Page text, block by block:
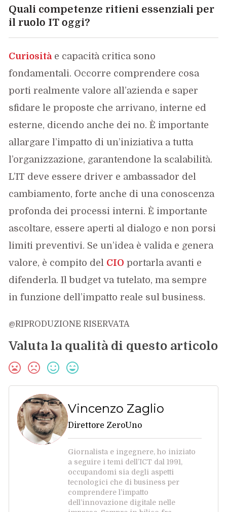
Quali competenze ritieni essenziali per
il ruolo IT oggi?
Curiositàe capacità critica sono
fondamentali. Occorre comprendere cosa
porti realmente valore all’azienda e saper
sfidare le proposte che arrivano, interne ed
esterne, dicendo anche dei no. È importante
allargare l’impatto di un’iniziativa a tutta
l’organizzazione, garantendone la scalabilità.
L’IT deve essere driver e ambassador del
cambiamento, forte anche di una conoscenza
profonda dei processi interni. È importante
ascoltare, essere aperti al dialogo e non porsi
limiti preventivi. Se un’idea è valida e genera
valore, è compito del CIO portarla avanti e
difenderla. Il budget va tutelato, ma sempre
in funzione dell’impatto reale sul business.
@RIPRODUZIONE RISERVATA
Valuta la qualità di questo articolo
Vincenzo Zaglio
Direttore ZeroUno
Giornalista e ingegnere, ho iniziato
a seguire i temi dell’ICT dal 1991,
occupandomi sia degli aspetti
tecnologici che di business per
comprendere l’impatto
dell’innovazione digitale nelle